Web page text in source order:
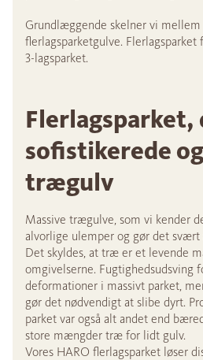
Grundlæggende skelner vi
flerlagsparketgulve. Flerlagsparket
3-lagsparket.
Flerlagsparket,
sofistikerede
trægulv
Massive trægulve, som vi kender
alvorlige ulemper og gør det
Det skyldes, at træ er et levende
omgivelserne. Fugtighedsudsving
deformationer i massivt parket,
gør det nødvendigt at slibe dyrt.
parket var også alt andet end
store mængder træ for lidt gulv.
Vores HARO flerlagsparket løser